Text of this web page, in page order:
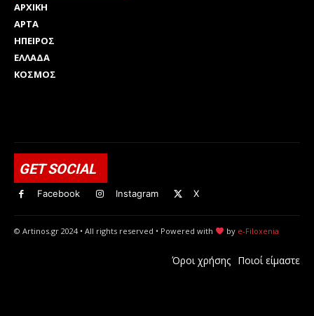
ΑΡΧΙΚΗ
ΑΡΤΑ
ΗΠΕΙΡΟΣ
ΕΛΛΑΔΑ
ΚΟΣΜΟΣ
GET SOCIAL
Facebook Instagram X
© Artinos.gr 2024 • All rights reserved • Powered with by e-Filoxenia
Όροι χρήσης Ποιοί είμαστε